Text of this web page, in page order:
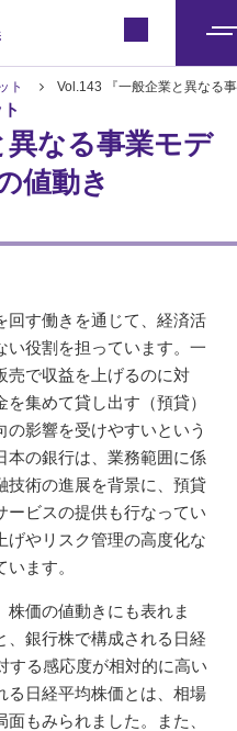
ニ
ー
ト Vol.143 『一般企業と異なる
異なる事業モデ
値動き
回す働きを通じて、経済活
い役割を担っています。一
売で収益を上げるのに対
集めて貸し出す（預貸）
影響を受けやすいという
本の銀行は、業務範囲に係
技術の進展を背景に、預貸
ービスの提供も行なってい
げやリスク管理の高度化な
ます。
株価の値動きにも表れま
、銀行株で構成される日経
する感応度が相対的に高い
る日経平均株価とは、相場
もみられました。また、